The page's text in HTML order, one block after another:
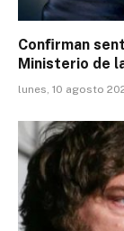
Conﬁrman
Ministerio de
lunes, 10 agosto